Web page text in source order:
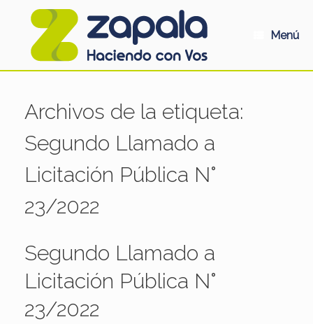
Menú
Archivos de la etiqueta:
Segundo Llamado a
Licitación Pública N°
23/2022
Segundo Llamado a
Licitación Pública N°
23/2022